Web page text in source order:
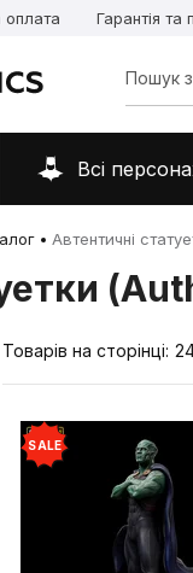
оплата Гарантія та
Всі
Автентичні
Товарів на сторінці:
SALE